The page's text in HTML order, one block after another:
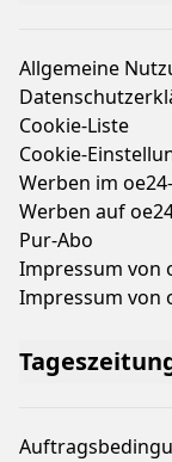
Allgemeine
Cookie-Liste
Cookie-
Werben im
Werben auf
Pur-Abo
Impressum von
Impressum von